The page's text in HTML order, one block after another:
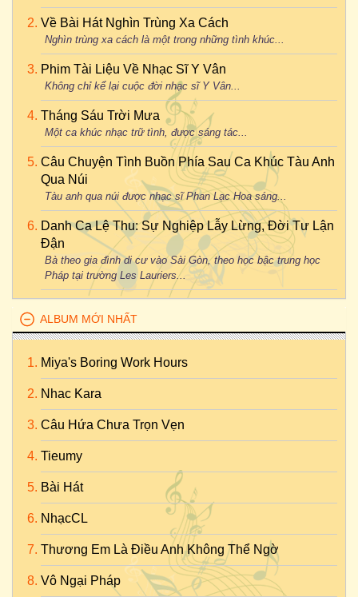
Về Bài Hát Nghìn Trùng Xa Cách
Nghìn trùng xa cách là một trong những tình khúc...
Phim Tài Liệu Về Nhạc Sĩ Y Vân
Không chỉ kể lại cuộc đời nhạc sĩ Y Vân...
Tháng Sáu Trời Mưa
Một ca khúc nhạc trữ tình, được sáng tác...
Câu Chuyện Tình Buồn Phía Sau Ca Khúc Tàu Anh
Qua Núi
Tàu anh qua núi được nhạc sĩ Phan Lạc Hoa sáng...
Danh Ca Lệ Thu: Sự Nghiệp Lẫy Lừng, Đời Tư Lận
Đận
Bà theo gia đình di cư vào Sài Gòn, theo học bậc trung học
Pháp tại trường Les Lauriers...
ALBUM MỚI NHẤT
Miya's Boring Work Hours
Nhac Kara
Câu Hứa Chưa Trọn Vẹn
Tieumy
Bài Hát
NhạcCL
Thương Em Là Điều Anh Không Thể Ngờ
Vô Ngại Pháp